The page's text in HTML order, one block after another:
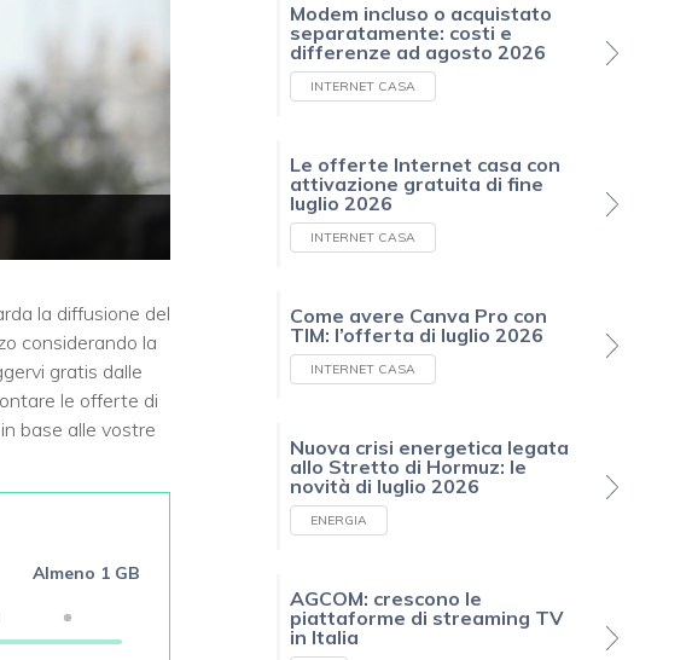
la diffusione del
considerando la
gratis dalle
le offerte di
base alle vostre
Almeno 1 GB
Modem incluso o acquistato
separatamente: costi e
differenze ad agosto 2026
INTERNET CASA
Le offerte Internet casa con
attivazione gratuita di fine
luglio 2026
INTERNET CASA
Come avere Canva Pro con
TIM: l’offerta di luglio 2026
INTERNET CASA
Nuova crisi energetica legata
allo Stretto di Hormuz: le
novità di luglio 2026
ENERGIA
AGCOM: crescono le
piattaforme di streaming TV
in Italia